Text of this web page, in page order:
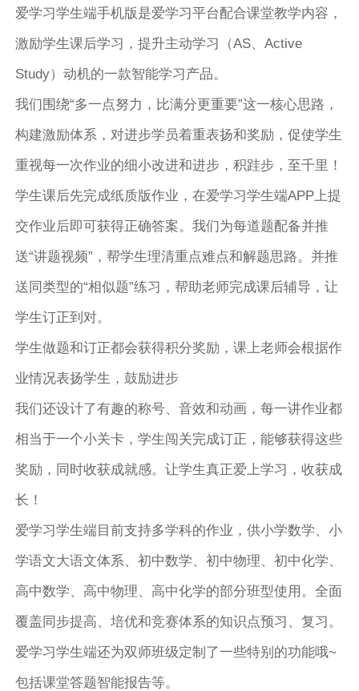
爱学习学生端手机版是爱学习平台配合课堂教学内容，
激励学生课后学习，提升主动学习（AS、Active
Study）动机的一款智能学习产品。
我们围绕“多一点努力，比满分更重要”这一核心思路，
构建激励体系，对进步学员着重表扬和奖励，促使学生
重视每一次作业的细小改进和进步，积跬步，至千里！
学生课后先完成纸质版作业，在爱学习学生端APP上提
交作业后即可获得正确答案。我们为每道题配备并推
送“讲题视频”，帮学生理清重点难点和解题思路。并推
送同类型的“相似题”练习，帮助老师完成课后辅导，让
学生订正到对。
学生做题和订正都会获得积分奖励，课上老师会根据作
业情况表扬学生，鼓励进步
我们还设计了有趣的称号、音效和动画，每一讲作业都
相当于一个小关卡，学生闯关完成订正，能够获得这些
奖励，同时收获成就感。让学生真正爱上学习，收获成
长！
爱学习学生端目前支持多学科的作业，供小学数学、小
学语文大语文体系、初中数学、初中物理、初中化学、
高中数学、高中物理、高中化学的部分班型使用。全面
覆盖同步提高、培优和竞赛体系的知识点预习、复习。
爱学习学生端还为双师班级定制了一些特别的功能哦~
包括课堂答题智能报告等。